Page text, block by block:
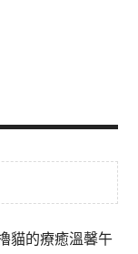
貓的療癒溫馨午